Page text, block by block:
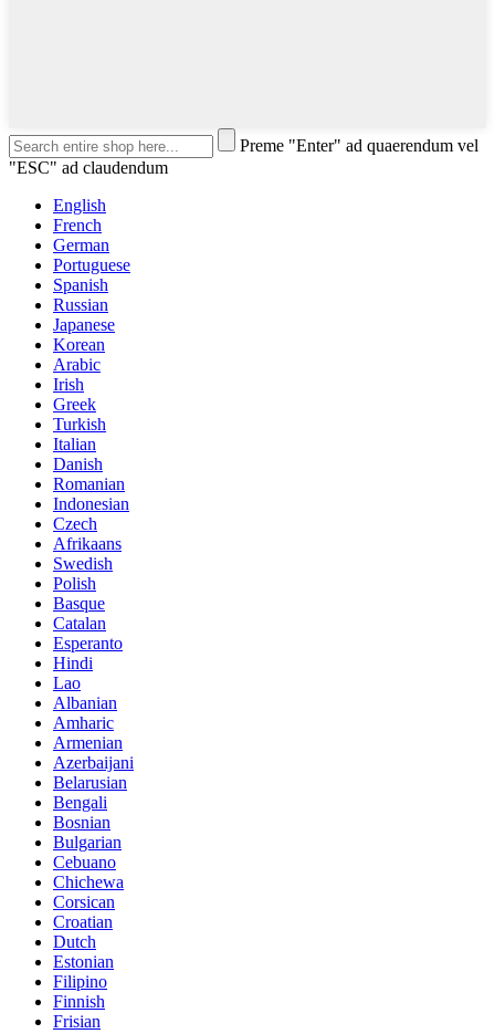
Preme "Enter" ad quaerendum vel
"ESC" ad claudendum
English
French
German
Portuguese
Spanish
Russian
Japanese
Korean
Arabic
Irish
Greek
Turkish
Italian
Danish
Romanian
Indonesian
Czech
Afrikaans
Swedish
Polish
Basque
Catalan
Esperanto
Hindi
Lao
Albanian
Amharic
Armenian
Azerbaijani
Belarusian
Bengali
Bosnian
Bulgarian
Cebuano
Chichewa
Corsican
Croatian
Dutch
Estonian
Filipino
Finnish
Frisian